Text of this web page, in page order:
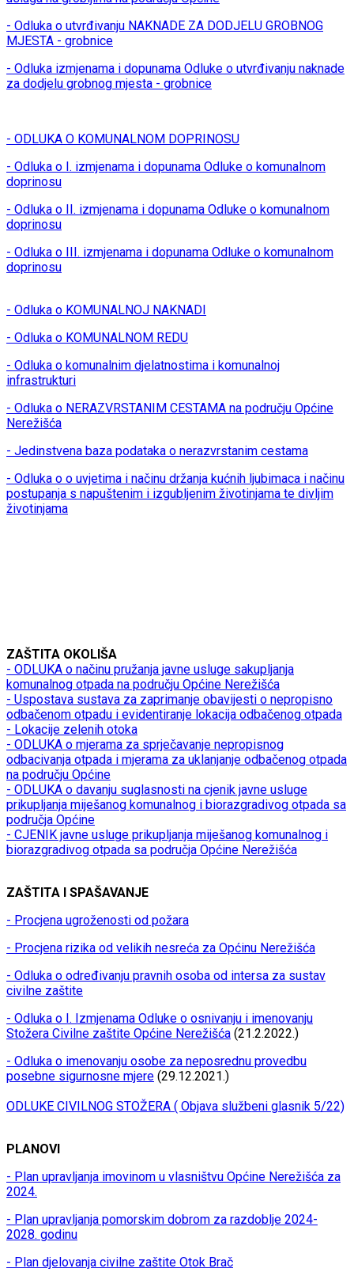
- Odluka o utvrđivanju NAKNADE ZA DODJELU GROBNOG
MJESTA - grobnice
- Odluka izmjenama i dopunama Odluke o utvrđivanju naknade
za dodjelu grobnog mjesta - grobnice
- ODLUKA O KOMUNALNOM DOPRINOSU
- Odluka o I. izmjenama i dopunama Odluke o komunalnom
doprinosu
- Odluka o II. izmjenama i dopunama Odluke o komunalnom
doprinosu
- Odluka o III. izmjenama i dopunama Odluke o komunalnom
doprinosu
- Odluka o KOMUNALNOJ NAKNADI
- Odluka o KOMUNALNOM REDU
- Odluka o komunalnim djelatnostima i komunalnoj
infrastrukturi
- Odluka o NERAZVRSTANIM CESTAMA na području Općine
Nerežišća
- Jedinstvena baza podataka o nerazvrstanim cestama
- Odluka o o uvjetima i načinu držanja kućnih ljubimaca i načinu
postupanja s napuštenim i izgubljenim životinjama te divljim
životinjama
ZAŠTITA OKOLIŠA
- ODLUKA o načinu pružanja javne usluge sakupljanja
komunalnog otpada na području Općine Nerežišća
- Uspostava sustava za zaprimanje obavijesti o nepropisno
odbačenom otpadu i evidentiranje lokacija odbačenog otpada
- Lokacije zelenih otoka
- ODLUKA o mjerama za sprječavanje nepropisnog
odbacivanja otpada i mjerama za uklanjanje odbačenog otpada
na području Općine
- ODLUKA o davanju suglasnosti na cjenik javne usluge
prikupljanja miješanog komunalnog i biorazgradivog otpada sa
područja Općine
- CJENIK javne usluge prikupljanja miješanog komunalnog i
biorazgradivog otpada sa područja Općine Nerežišća
ZAŠTITA I SPAŠAVANJE
- Procjena ugroženosti od požara
- Procjena rizika od velikih nesreća za Općinu Nerežišća
- Odluka o određivanju pravnih osoba od intersa za sustav
civilne zaštite
- Odluka o I. Izmjenama Odluke o osnivanju i imenovanju
Stožera Civilne zaštite Općine Nerežišća (21.2.2022.)
- Odluka o imenovanju osobe za neposrednu provedbu
posebne sigurnosne mjere (29.12.2021.)
ODLUKE CIVILNOG STOŽERA ( Objava službeni glasnik 5/22)
PLANOVI
- Plan upravljanja imovinom u vlasništvu Općine Nerežišća za
2024.
- Plan upravljanja pomorskim dobrom za razdoblje 2024-
2028. godinu
- Plan djelovanja civilne zaštite Otok Brač